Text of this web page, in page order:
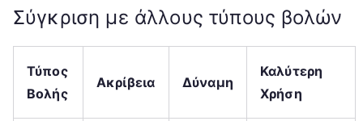
Σύγκριση με άλλους τύπους βολών
Τύπος
Βολής
Ακρίβεια Δύναμη
Καλύτερη
Χρήση